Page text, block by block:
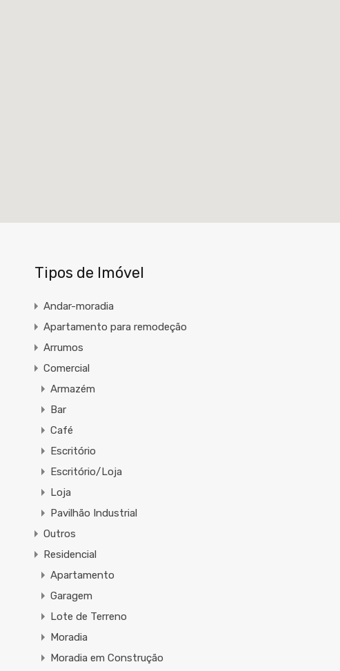
Tipos de Imóvel
Andar-moradia
Apartamento para remodeção
Arrumos
Comercial
Armazém
Bar
Café
Escritório
Escritório/Loja
Loja
Pavilhão Industrial
Outros
Residencial
Apartamento
Garagem
Lote de Terreno
Moradia
Moradia em Construção